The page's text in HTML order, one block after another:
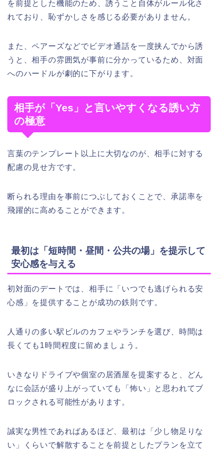
を前提とした機能のため、誘うこと自体がルール化さ
れており、恥ずかしさを感じる必要がありません。
また、ペアーズなどでビデオ通話を一度挟んでから誘
うと、相手の雰囲気が事前に分かっているため、対面
へのハードルが劇的に下がります。
相手が「Yes」と言いやすくなる誘い方
の極意
言葉のテンプレート以上に大切なのが、相手に対する
配慮の見せ方です。
断られる理由を事前につぶしておくことで、承諾率を
飛躍的に高めることができます。
最初は「短時間・昼間・公共の場」を提示して
安心感を与える
初対面のデートでは、相手に「いつでも逃げられる安
心感」を提供することが成功の鉄則です。
人通りの多い駅ビルのカフェやランチを選び、時間は
長くても1時間程度に留めましょう。
いきなりドライブや個室の居酒屋を提案すると、どん
なに会話が盛り上がっていても「怖い」と思われてブ
ロックされる可能性があります。
誠実な男性であればあるほど、最初は「少し物足りな
い」くらいで解散することを前提としたプランを立て